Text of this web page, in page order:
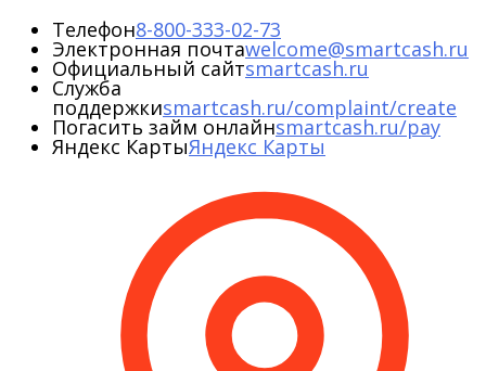
Телефон8-800-333-02-73
Электронная почтаwelcome@smartcash.ru
Официальный сайтsmartcash.ru
Служба
поддержкиsmartcash.ru/complaint/create
Погасить займ онлайнsmartcash.ru/pay
Яндекс КартыЯндекс Карты